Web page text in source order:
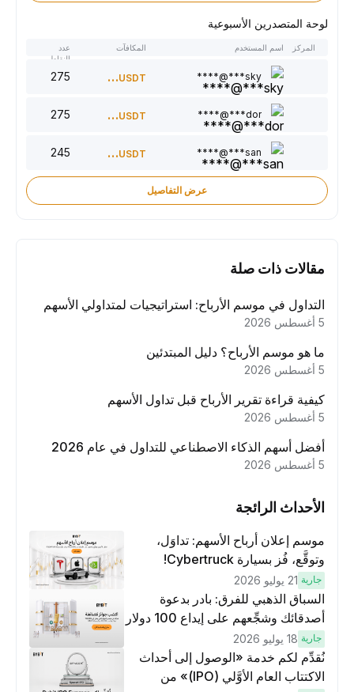
لوحة المتصدرين الأسبوعية
المركز اسم المستخدم المكافآت
النقاط
sky***@****
300USDT
dor***@****
220USDT
san***@****
150USDT
عرض التفاصيل
مقالات ذات صلة
التداول في موسم الأرباح: استراتيجيات لمتداولي الأسهم
ما هو موسم الأرباح؟ دليل المبتدئين
كيفية قراءة تقرير الأرباح قبل تداول الأسهم
أفضل أسهم الذكاء الاصطناعي للتداول في عام 2026
الأحداث الرائجة
موسم إعلان أرباح الأسهم: تداوَل،
وتوقَّع، فُز بسيارة Cybertruck!
جارية 21 يوليو 2026
السباق الذهبي للفرق: بادر بدعوة
أصدقائك وشجِّعهم على إيداع 100 دولار
لكسَب مكافآت مُضاعَفة
جارية 18 يوليو 2026
نُقدِّم لكم خدمة «الوصول إلى أحداث
الاكتتاب العام الأوَّلي (IPO)» من